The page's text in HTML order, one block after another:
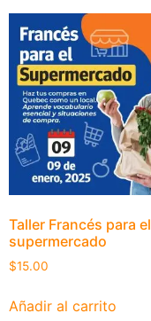
Taller Francés para el
supermercado
$15.00
Añadir al carrito